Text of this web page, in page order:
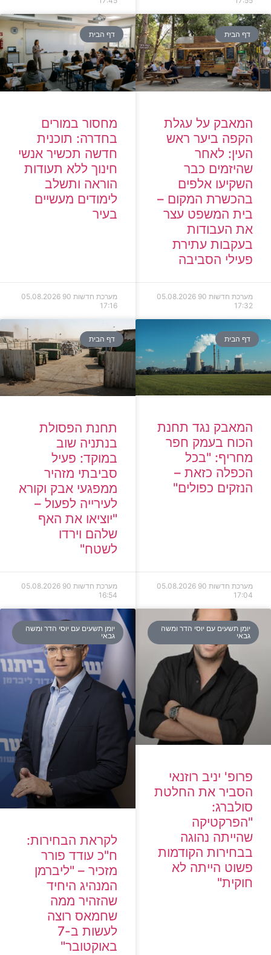
דף הבית
המאבק על עגלת
הקפה ביער ראש
העין: לאחר
שהיזמים כבר
השקיעו אלפים
בהכשרת המקום –
בית המשפט עצר
את העבודות
בעקבות עתירת
פעילי הסביבה
מערכת חדשות 90
05.08.2026
17:32
דף הבית
מחסור במורים
בחדרה: תוכנית
חדשה תכשיר אנשי
חינוך ללא תעודות
הוראה ותשלב
לימודים מעשיים
בעיר
מערכת חדשות 90
05.08.2026
17:16
דף הבית
המאבק נגד תחנת
הכוח בעמק חפר
מחריף: "בכל
הכפלה כזאת –
הנזקים כפולים"
מערכת חדשות 90
05.08.2026
17:04
דף הבית
תחנת הפסולת
בנתניה שוב
במוקד: פעיל
סביבתי מזהיר
ממפגעי אבק וקורא
לעירייה לפעול –
"יוציאו את האף
שלהם וירדו
לשטח"
מערכת חדשות 90
05.08.2026
16:54
יומן תשעים עם יוסי הדר ומשה
גבאי
פרופ' יניב רוזנאי
הסביר את החלטת
סולברג:
"הפרקטיקה
שהייתה נהוגה
בבחירות הקודמות
פשוט הייתה לא
חוקית"
יומן תשעים עם יוסי הדר ומשה
גבאי
לקראת הבחירות:
ח"כ עודד פורר
מזכיר – "ליברמן
המנהיג היחיד
שהזהיר ממה
שחמאס רוצה
לעשות ב-7
באוקטובר"